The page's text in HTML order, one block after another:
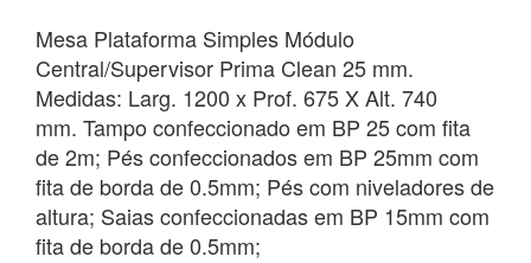
Mesa Plataforma Simples Módulo
Central/Supervisor Prima Clean 25 mm.
Medidas: Larg. 1200 x Prof. 675 X Alt. 740
mm. Tampo confeccionado em BP 25 com fita
de 2m; Pés confeccionados em BP 25mm com
fita de borda de 0.5mm; Pés com niveladores de
altura; Saias confeccionadas em BP 15mm com
fita de borda de 0.5mm;